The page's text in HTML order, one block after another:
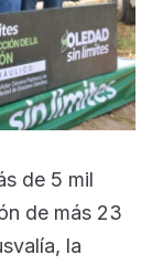
de 5 mil
de más 23
la